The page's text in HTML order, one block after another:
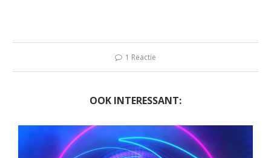
1 Reactie
OOK INTERESSANT: